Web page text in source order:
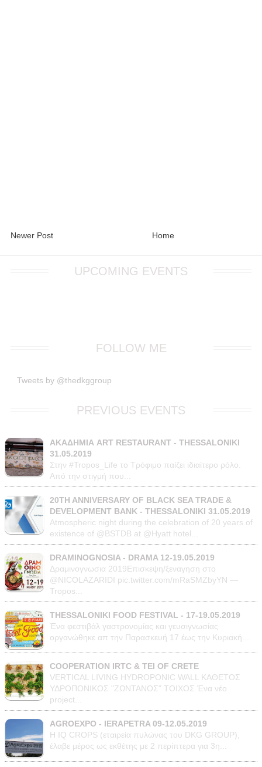
Newer Post Home
UPCOMING EVENTS
FOLLOW ME
Tweets by @thedkggroup
PREVIOUS EVENTS
ΑΚΑΔΗΜΙΑ ART RESTAURANT - THESSALONIKI
31.05.2019
Στην #Tropos_Life το Τρόφιμο παίζει ιδιαίτερο ρόλο.
Από την στιγμή που...
20TH ANNIVERSARY OF BLACK SEA TRADE &
DEVELOPMENT BANK - THESSALONIKI 31.05.2019
Atmospheric night during the celebration of 20 years of
existence of @BSTDB at @Hyatt hotel...
DRAMINOGNOSIA - DRAMA 12-19.05.2019
Δραμινογνωσια 2019Επισκεψη/ξεναγηση στο
@NICOLAZARIDI pic.twitter.com/mRaSMZbyYN —
Tropos...
THESSALONIKI FOOD FESTIVAL - 17-19.05.2019
Ένα φεστιβάλ γαστρονομίας και γευσιγνωσίας
οργανώθηκε απ την Παρασκευή 17 έως την Κυριακή...
COOPERATION IRTC & TEI OF CRETE
VERTICAL LIVING HYDROPONIC WALL ΚΑΘΕΤΟΣ
ΥΔΡΟΠΟΝΙΚΟΣ "ΖΩΝΤΑΝΟΣ" ΤΟΙΧΟΣ Ένα νέο
project...
AGROEXPO - IERAPETRA 09-12.05.2019
Η IQ CROPS (εταιρεία πυλώνας του DKG GROUP),
έλαβε μέρος ως εκθέτης με 2 περίπτερα για 3η...